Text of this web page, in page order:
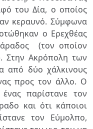
του Δία, ο οποίος
κεραυνό. Σύμφωνα
ο Ερεχθέας
(τον οποίον
Στην Ακρόπολη των
από δύο χάλκινους
προς τον άλλο. Ο
παρίστανε τον
και ότι κάποιοι
τον Εύμολπο,